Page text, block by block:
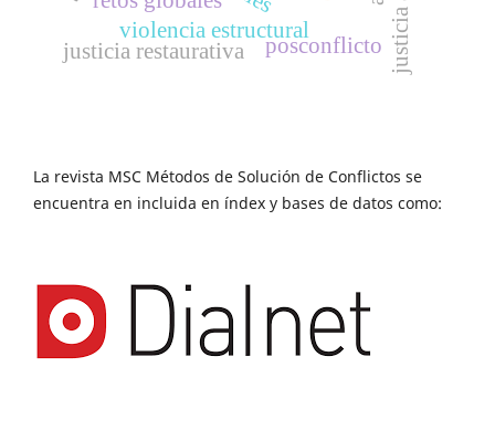
violencia estructural
posconflicto
justicia restaurativa
La revista MSC Métodos de Solución de Conflictos se
encuentra en incluida en índex y bases de datos como: